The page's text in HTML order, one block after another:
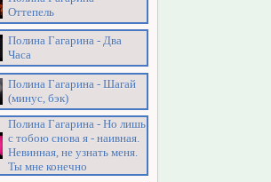
Оттепель
Полина Гагарина - Два
Часа
Полина Гагарина - Шагай
(минус, бэк)
Полина Гагарина - Но лишь
с тобою снова я - наивная.
Невинная, не узнать меня.
Ты мне конечно